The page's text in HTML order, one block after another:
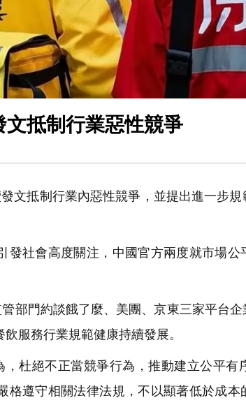
抵制行業惡性競爭
文抵制行業內惡性競爭，並提出進一步
社會高度關注，中國官方兩度就市場公
部門約談餓了麼、美團、京東三家平台
服務行業規範健康持續發展。
杜絕不正當競爭行為，推動建立公平有
格遵守相關法律法規，不以顯著低於成